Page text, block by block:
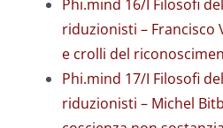
Phi.mind 16/I Filosofi
riduzionisti – Francisco
e crolli del
Phi.mind 17/I Filosofi
riduzionisti – Michel